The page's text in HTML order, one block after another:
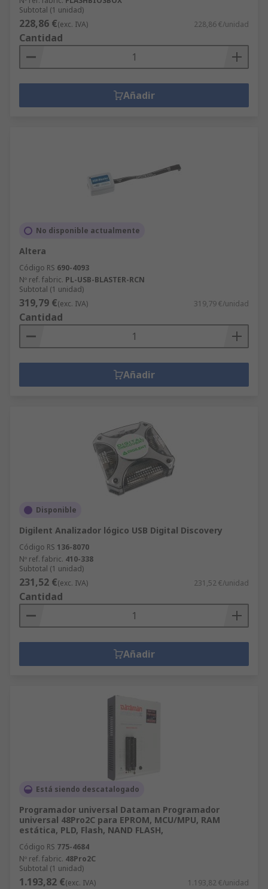
Subtotal (1 unidad)
228,86 €(exc. IVA) 228,86 €/unidad
Cantidad
Añadir
No disponible actualmente
Altera
Código RS 690-4093
Nº ref. fabric. PL-USB-BLASTER-RCN
Subtotal (1 unidad)
319,79 €(exc. IVA) 319,79 €/unidad
Cantidad
Añadir
Disponible
Digilent Analizador lógico USB Digital Discovery
Código RS 136-8070
Nº ref. fabric. 410-338
Subtotal (1 unidad)
231,52 €(exc. IVA) 231,52 €/unidad
Cantidad
Añadir
Está siendo descatalogado
Programador universal Dataman Programador
universal 48Pro2C para EPROM, MCU/MPU, RAM
estática, PLD, Flash, NAND FLASH,
Código RS 775-4684
Nº ref. fabric. 48Pro2C
Subtotal (1 unidad)
1.193,82 €(exc. IVA) 1.193,82 €/unidad